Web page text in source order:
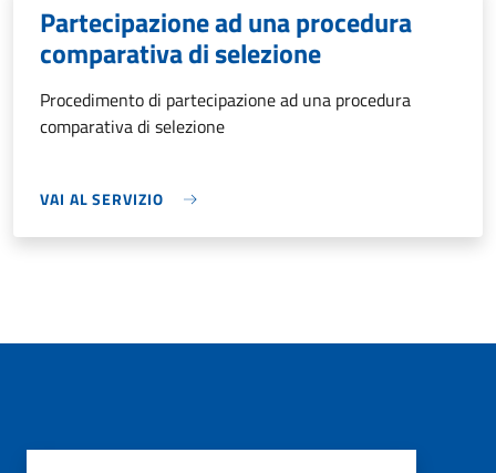
Partecipazione ad una procedura
comparativa di selezione
Procedimento di partecipazione ad una procedura
comparativa di selezione
VAI AL SERVIZIO